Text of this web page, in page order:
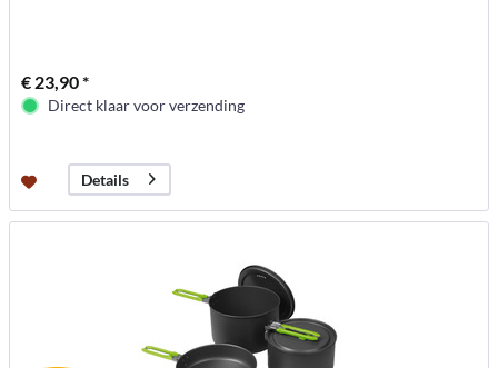
€ 23,90 *
Direct klaar voor verzending
Details